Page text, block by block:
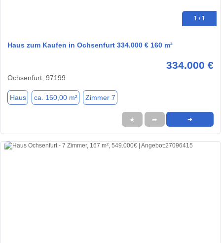
1 / 1
Haus zum Kaufen in Ochsenfurt 334.000 € 160 m²
334.000 €
Ochsenfurt, 97199
Haus ca. 160,00 m² Zimmer 7
★ ➦ ➜